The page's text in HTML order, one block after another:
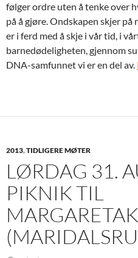
følger ordre uten å tenke over
på å gjøre. Ondskapen skjer
er i ferd med å skje i vår tid, i
barnedødeligheten, gjennom
DNA-samfunnet vi er en del av.
2013,TIDLIGERE MØTER
LØRDAG 31.
PIKNIK TIL